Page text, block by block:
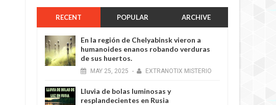
RECENT POPULAR ARCHIVE
En la región de Chelyabinsk vieron a
humanoides enanos robando verduras
de sus huertos.
MAY 25, 2025 - EXTRANOTIX MISTERIO
Lluvia de bolas luminosas y
resplandecientes en Rusia